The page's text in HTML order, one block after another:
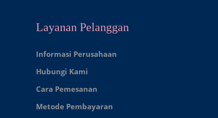
Layanan Pelanggan
Informasi Perusahaan
Hubungi Kami
Cara Pemesanan
Metode Pembayaran